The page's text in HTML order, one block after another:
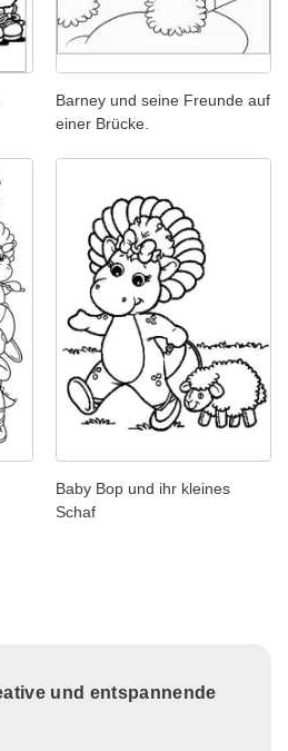
Barney und seine Freunde auf
einer Brücke.
Baby Bop und ihr kleines
Schaf
und entspannende